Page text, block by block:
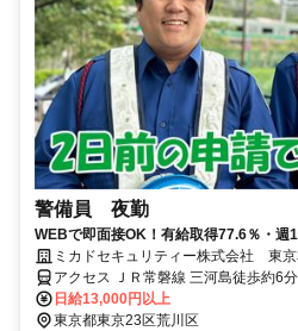
警備員 夜勤
WEBで即面接OK！有給取得77.6％・週
有・履歴書不要
ミカドセキュリティー株式会社 東
アクセス ＪＲ常磐線 三河島徒歩約6
日暮里尾久橋通り口徒歩約8分、都営
久橋通り口徒歩約8分
日給13,000円以上
東京都東京23区荒川区